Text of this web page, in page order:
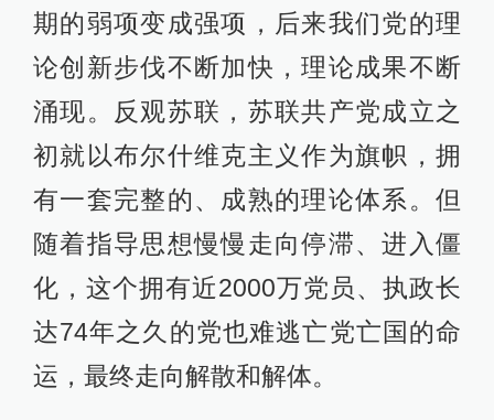
期的弱项变成强项，后来我们党的理
论创新步伐不断加快，理论成果不断
涌现。反观苏联，苏联共产党成立之
初就以布尔什维克主义作为旗帜，拥
有一套完整的、成熟的理论体系。但
随着指导思想慢慢走向停滞、进入僵
化，这个拥有近2000万党员、执政长
达74年之久的党也难逃亡党亡国的命
运，最终走向解散和解体。